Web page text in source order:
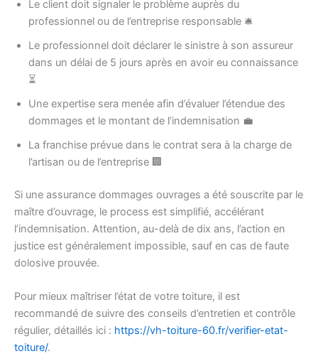
Le client doit signaler le problème auprès du
professionnel ou de l’entreprise responsable 🛎️
Le professionnel doit déclarer le sinistre à son assureur
dans un délai de 5 jours après en avoir eu connaissance
⏳
Une expertise sera menée afin d’évaluer l’étendue des
dommages et le montant de l’indemnisation 💼
La franchise prévue dans le contrat sera à la charge de
l’artisan ou de l’entreprise 🏢
Si une assurance dommages ouvrages a été souscrite par le
maître d’ouvrage, le process est simplifié, accélérant
l’indemnisation. Attention, au-delà de dix ans, l’action en
justice est généralement impossible, sauf en cas de faute
dolosive prouvée.
Pour mieux maîtriser l’état de votre toiture, il est
recommandé de suivre des conseils d’entretien et contrôle
régulier, détaillés ici : https://vh-toiture-60.fr/verifier-etat-
toiture/.